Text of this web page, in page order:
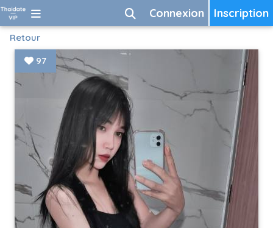
Inscription
Connexion
Retour
97